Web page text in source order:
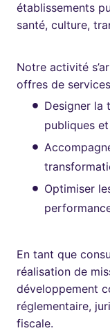
établissements
santé, culture,
Notre activité
offres de
Designer la
publiques
Optimiser
En tant que
réalisation de
développement
réglementaire,
fiscale.